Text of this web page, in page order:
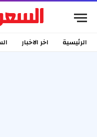
الرئيسية اخر الاخبار